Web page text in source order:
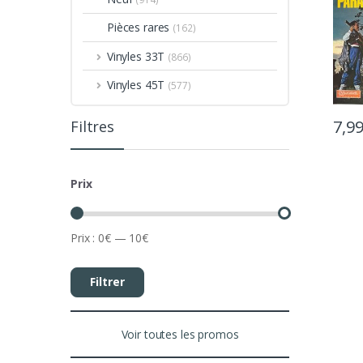
7,99
Pièces rares (162)
Vinyles 33T (866)
Vinyles 45T (577)
Filtres
Prix
Filtrer
Prix : 0€— 10€
Voir toutes les promos